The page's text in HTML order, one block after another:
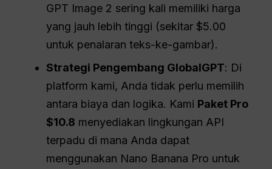
GPT Image 2 sering kali memiliki harga
yang jauh lebih tinggi (sekitar $5.00
untuk penalaran teks-ke-gambar).
Strategi Pengembang GlobalGPT: Di
platform kami, Anda tidak perlu memilih
antara biaya dan logika. Kami Paket Pro
$10.8 menyediakan lingkungan API
terpadu di mana Anda dapat
menggunakan Nano Banana Pro untuk